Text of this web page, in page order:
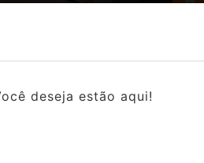
deseja estão aqui!